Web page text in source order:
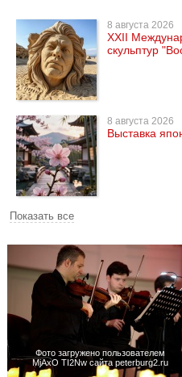
8 августа 2026
XXII
скульптур
8 августа 2026
Выставка
Показать все
Фото загружено пользователем
MjAxO TI2Nw сайта peterburg2.ru